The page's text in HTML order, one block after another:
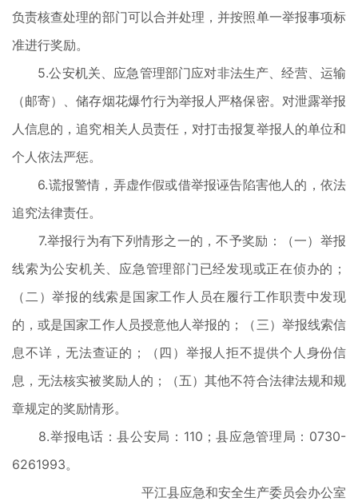
负责核查处理的部门可以合并处理，并按照单一举报事项标
准进行奖励。
5.公安机关、应急管理部门应对非法生产、经营、运输
（邮寄）、储存烟花爆竹行为举报人严格保密。对泄露举报
人信息的，追究相关人员责任，对打击报复举报人的单位和
个人依法严惩。
6.谎报警情，弄虚作假或借举报诬告陷害他人的，依法
追究法律责任。
7.举报行为有下列情形之一的，不予奖励：（一）举报
线索为公安机关、应急管理部门已经发现或正在侦办的；
（二）举报的线索是国家工作人员在履行工作职责中发现
的，或是国家工作人员授意他人举报的；（三）举报线索信
息不详，无法查证的；（四）举报人拒不提供个人身份信
息，无法核实被奖励人的；（五）其他不符合法律法规和规
章规定的奖励情形。
8.举报电话：县公安局：110；县应急管理局：0730-
6261993。
平江县应急和安全生产委员会办公室